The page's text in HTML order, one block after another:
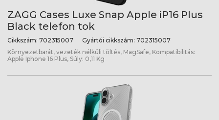
ZAGG Cases Luxe Snap Apple iP16 Plus
Black telefon tok
Cikkszám: 702315007 Gyártói cikkszám: 702315007
Környezetbarát, vezeték nélküli töltés, MagSafe, Kompatibilitás:
Apple Iphone 16 Plus, Súly: 0,11 Kg